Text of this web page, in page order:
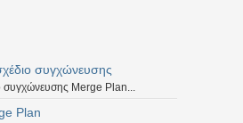
συγχώνευσης
συγχώνευσης Merge Plan...
Plan